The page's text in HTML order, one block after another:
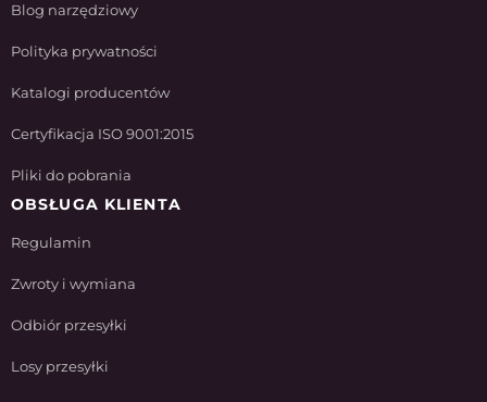
Blog narzędziowy
Polityka prywatności
Katalogi producentów
Certyfikacja ISO 9001:2015
Pliki do pobrania
OBSŁUGA KLIENTA
Regulamin
Zwroty i wymiana
Odbiór przesyłki
Losy przesyłki